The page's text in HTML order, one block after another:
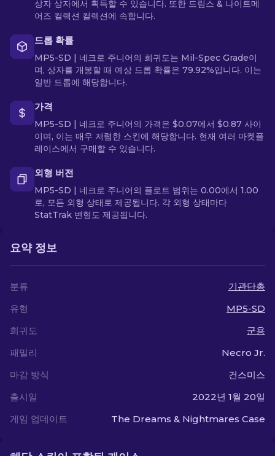
상자 상자에서 획득할 수 있습니다. 또한 드림스 & 나이트메
어즈 컬렉션 컬렉션에 속합니다.
드롭 확률
MP5-SD | 네크로 주니어의 희귀도는 Mil-Spec Grade이
며, 상자를 개봉할 때 예상 드롭 확률은 79.92%입니다. 이는
일반 드롭에 해당합니다.
가격
MP5-SD | 네크로 주니어의 가격은 $0.07에서 $0.87 사이
이며, 이는 매우 저렴한 스킨에 해당합니다. 현재 여러 마켓플
레이스에서 구매할 수 있습니다.
외형 버전
MP5-SD | 네크로 주니어의 플로트 범위는 0.00에서 1.00
로, 모든 외형 상태로 제공됩니다. 각 외형 상태마다
StatTrak 변형도 제공됩니다.
요약 정보
분류
기관단총
유형
MP5-SD
희귀도
군용
패밀리
Necro Jr.
마감 방식
건스미스
출시일
2022년 1월 20일
게임 업데이트
The Dreams & Nightmares Case